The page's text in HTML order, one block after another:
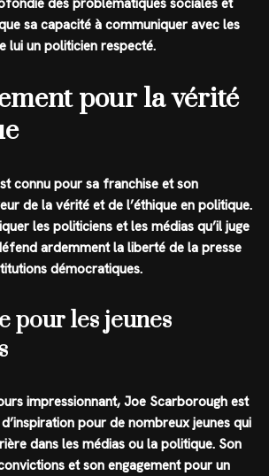
des problématiques sociales et
sa capacité à communiquer avec les
lui un politicien respecté.
pour la vérité
connu pour sa franchise et son
de la vérité et de l’éthique en politique.
les politiciens et les médias qu’il juge
ardemment la liberté de la presse
démocratiques.
pour les jeunes
impressionnant, Joe Scarborough est
pour de nombreux jeunes qui
dans les médias ou la politique. Son
et son engagement pour un